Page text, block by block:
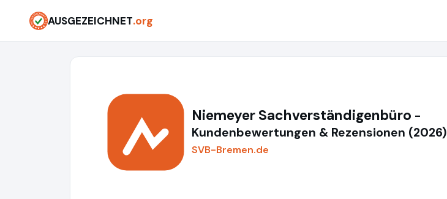
AUSGEZEICHNET.org
Niemeyer Sachverständigenbüro -
Kundenbewertungen & Rezensionen (2026)
SVB-Bremen.de